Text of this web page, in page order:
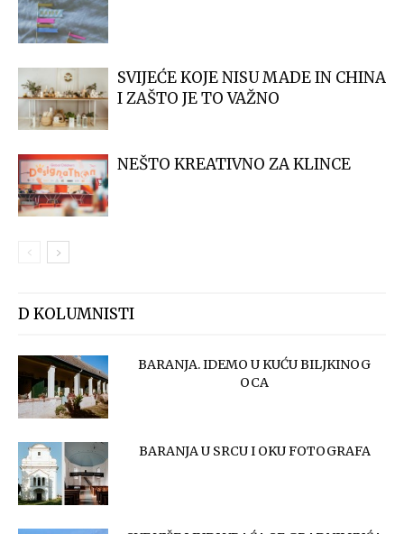
SVIJEĆE KOJE NISU MADE IN CHINA
I ZAŠTO JE TO VAŽNO
NEŠTO KREATIVNO ZA KLINCE
D KOLUMNISTI
BARANJA. IDEMO U KUĆU BILJKINOG
OCA
BARANJA U SRCU I OKU FOTOGRAFA